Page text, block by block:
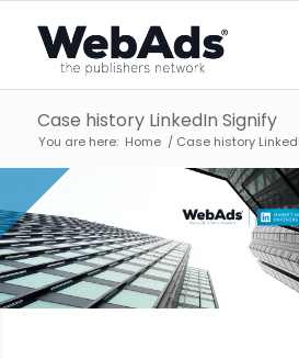
Case history LinkedIn Signify
You are here: Home / Case history